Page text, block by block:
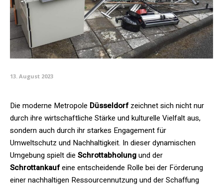
13. August 2023
Die moderne Metropole Düsseldorfzeichnet sich nicht nur
durch ihre wirtschaftliche Stärke und kulturelle Vielfalt aus,
sondern auch durch ihr starkes Engagement für
Umweltschutz und Nachhaltigkeit. In dieser dynamischen
Umgebung spielt die Schrottabholungund der
Schrottankaufeine entscheidende Rolle bei der Förderung
einer nachhaltigen Ressourcennutzung und der Schaffung